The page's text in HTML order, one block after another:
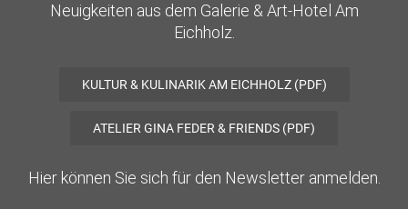
Neuigkeiten aus dem Galerie & Art-Hotel Am
Eichholz.
KULTUR & KULINARIK AM EICHHOLZ (PDF)
ATELIER GINA FEDER & FRIENDS (PDF)
Hier können Sie sich für den Newsletter anmelden.